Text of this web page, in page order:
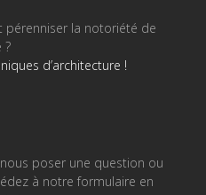
pérenniser la notoriété de
?
d’architecture !
poser une question ou
à notre formulaire en